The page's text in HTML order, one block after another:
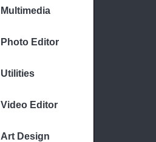
Multimedia
Photo Editor
Utilities
Video Editor
Art Design